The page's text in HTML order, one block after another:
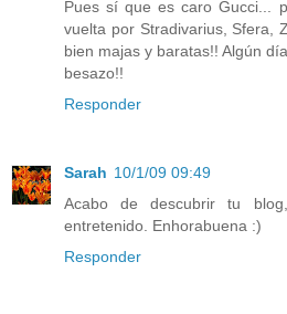
Pues sí que es caro Gucci...
vuelta por Stradivarius, Sfera,
bien majas y baratas!! Algún
besazo!!
Responder
Sarah 10/1/09 09:49
Acabo de descubrir tu
entretenido. Enhorabuena :)
Responder